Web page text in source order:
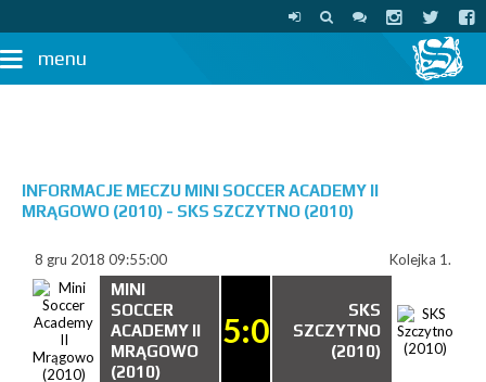
menu
INFORMACJE MECZU MINI SOCCER ACADEMY II
MRĄGOWO (2010) - SKS SZCZYTNO (2010)
8 gru 2018 09:55:00 Kolejka 1.
MINI
SOCCER
ACADEMY II
MRĄGOWO
(2010)
5:0
SKS
SZCZYTNO
(2010)